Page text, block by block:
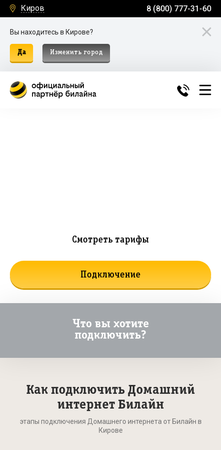
Киров 8 (800) 777-31-60
Вы находитесь в Кирове?
Да Изменить город
Смотреть тарифы
Подключение
Что вы хотите
подключить?
Как подключить Домашний
интернет Билайн
этапы подключения Домашнего интернета от Билайн в
Кирове